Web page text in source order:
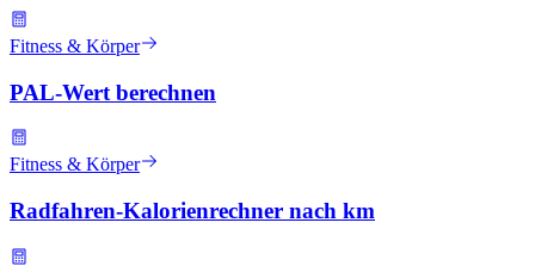
Fitness & Körper
PAL-Wert berechnen
Fitness & Körper
Radfahren-Kalorienrechner nach km